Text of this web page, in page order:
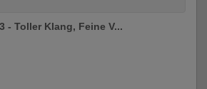
- Toller Klang, Feine V...